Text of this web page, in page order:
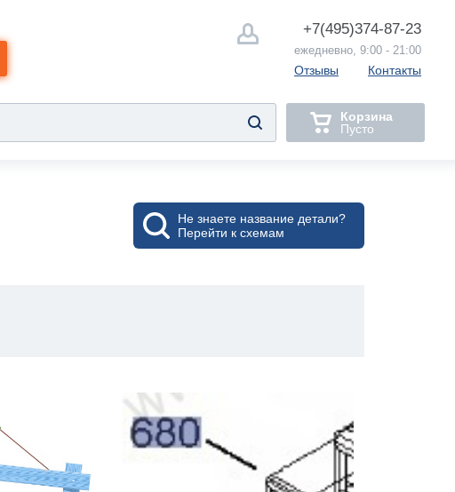
+7(495)374-87-23
ежедневно, 9:00 - 21:00
Отзывы Контакты
Корзина
Пусто
Не знаете название детали?
Перейти к схемам